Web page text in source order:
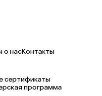
о насКонтакты
сертификаты
программа